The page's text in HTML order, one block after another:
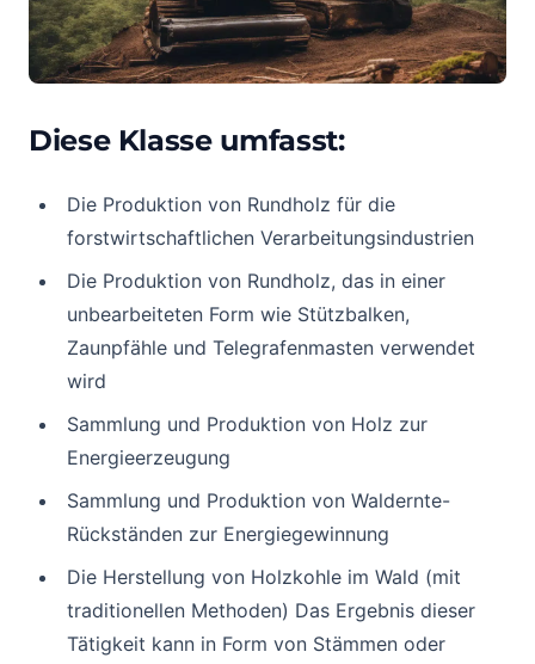
Diese Klasse umfasst:
Die Produktion von Rundholz für die
forstwirtschaftlichen Verarbeitungsindustrien
Die Produktion von Rundholz, das in einer
unbearbeiteten Form wie Stützbalken,
Zaunpfähle und Telegrafenmasten verwendet
wird
Sammlung und Produktion von Holz zur
Energieerzeugung
Sammlung und Produktion von Waldernte-
Rückständen zur Energiegewinnung
Die Herstellung von Holzkohle im Wald (mit
traditionellen Methoden) Das Ergebnis dieser
Tätigkeit kann in Form von Stämmen oder